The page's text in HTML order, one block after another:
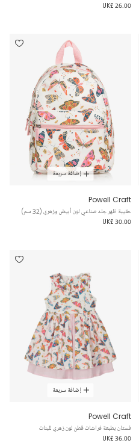
UK£ 26.00
إضافة سريعة
Powell Craft
حقيبة ظهر جلد صناعي لون أبيض وزهري (32 سم)
UK£ 30.00
إضافة سريعة
Powell Craft
فستان بطبعة فراشات قطن لون زهري للبنات
UK£ 36.00